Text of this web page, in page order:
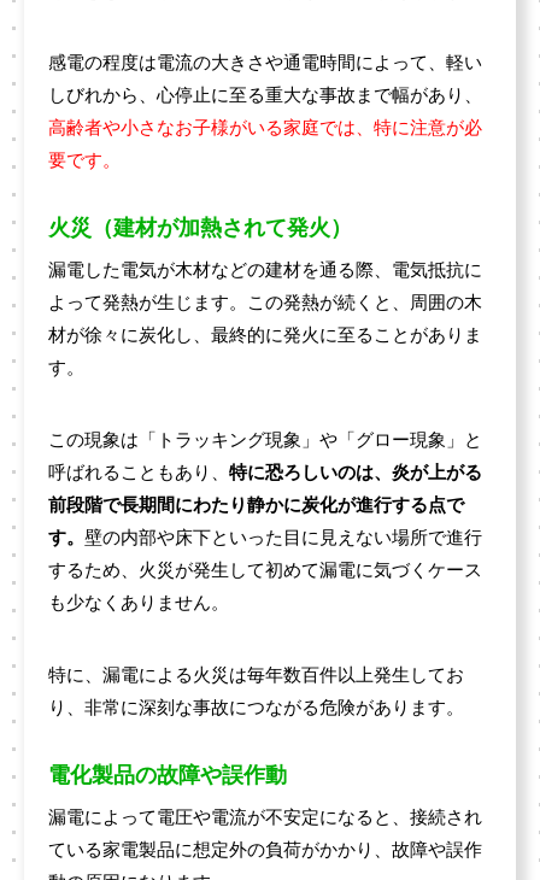
感電の程度は電流の大きさや通電時間によって、軽い
しびれから、心停止に至る重大な事故まで幅があり、
高齢者や小さなお子様がいる家庭では、特に注意が必
要です。
火災（建材が加熱されて発火）
漏電した電気が木材などの建材を通る際、電気抵抗に
よって発熱が生じます。この発熱が続くと、周囲の木
材が徐々に炭化し、最終的に発火に至ることがありま
す。
この現象は「トラッキング現象」や「グロー現象」と
呼ばれることもあり、 特に恐ろしいのは、炎が上がる
前段階で長期間にわたり静かに炭化が進行する点で
す。 壁の内部や床下といった目に見えない場所で進行
するため、火災が発生して初めて漏電に気づくケース
も少なくありません。
特に、漏電による火災は毎年数百件以上発生してお
り、非常に深刻な事故につながる危険があります。
電化製品の故障や誤作動
漏電によって電圧や電流が不安定になると、接続され
ている家電製品に想定外の負荷がかかり、故障や誤作